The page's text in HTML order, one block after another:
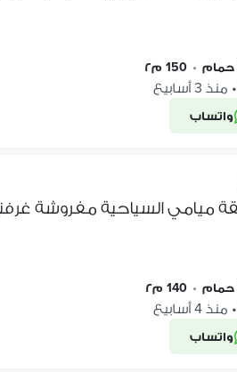
• 150 م٢
• منذ 3 أسابيع
واتساب
• 140 م٢
• منذ 4 أسابيع
واتساب